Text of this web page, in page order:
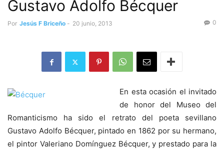
Gustavo Adolfo Bécquer
Por Jesús F Briceño - 20 junio, 2013 0
En esta ocasión el invitado
de honor del Museo del
Romanticismo ha sido el retrato del poeta sevillano
Gustavo Adolfo Bécquer, pintado en 1862 por su hermano,
el pintor Valeriano Domínguez Bécquer, y prestado para la